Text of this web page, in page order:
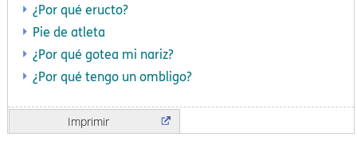
¿Por qué eructo?
Pie de atleta
¿Por qué gotea mi nariz?
¿Por qué tengo un ombligo?
Imprimir